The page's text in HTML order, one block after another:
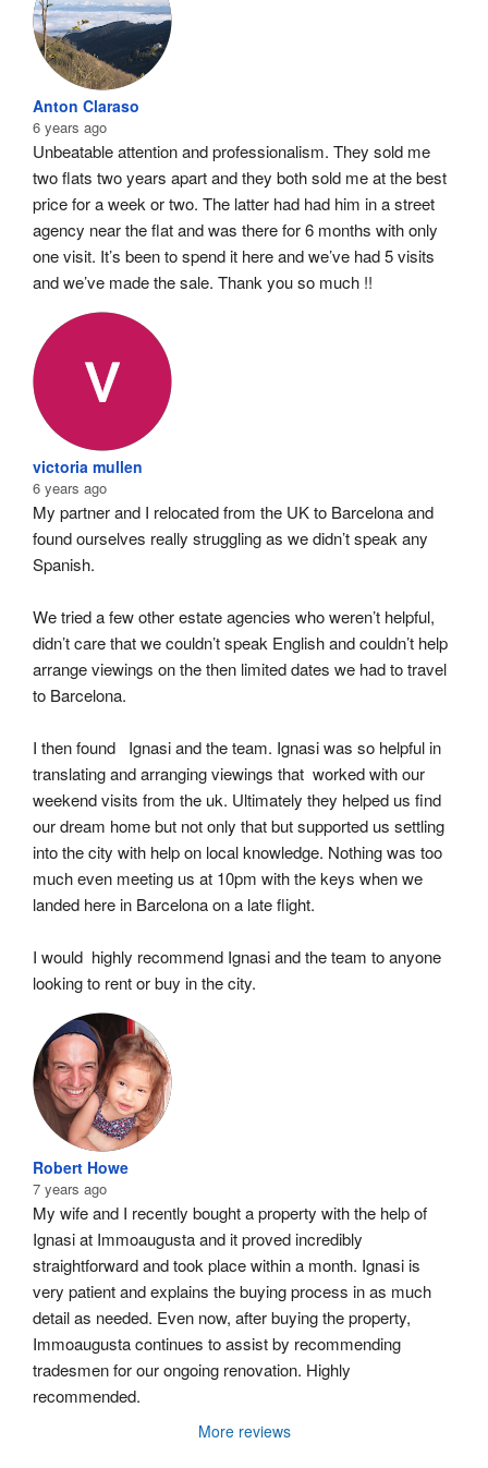
Anton Claraso
6 years ago
Unbeatable attention and professionalism. They sold me
two flats two years apart and they both sold me at the best
price for a week or two. The latter had had him in a street
agency near the flat and was there for 6 months with only
one visit. It’s been to spend it here and we’ve had 5 visits
and we’ve made the sale. Thank you so much !!
victoria mullen
6 years ago
My partner and I relocated from the UK to Barcelona and
found ourselves really struggling as we didn’t speak any
Spanish.
We tried a few other estate agencies who weren’t helpful,
didn’t care that we couldn’t speak English and couldn’t help
arrange viewings on the then limited dates we had to travel
to Barcelona.
I then found   Ignasi and the team. Ignasi was so helpful in
translating and arranging viewings that  worked with our
weekend visits from the uk. Ultimately they helped us find
our dream home but not only that but supported us settling
into the city with help on local knowledge. Nothing was too
much even meeting us at 10pm with the keys when we
landed here in Barcelona on a late flight.
I would  highly recommend Ignasi and the team to anyone
looking to rent or buy in the city.
Robert Howe
7 years ago
My wife and I recently bought a property with the help of
Ignasi at Immoaugusta and it proved incredibly
straightforward and took place within a month. Ignasi is
very patient and explains the buying process in as much
detail as needed. Even now, after buying the property,
Immoaugusta continues to assist by recommending
tradesmen for our ongoing renovation. Highly
recommended.
More reviews